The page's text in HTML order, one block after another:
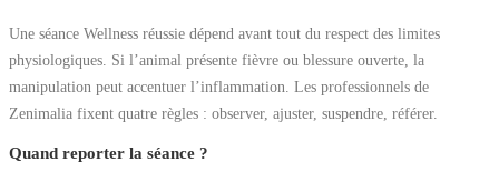
Une séance Wellness réussie dépend avant tout du respect des limites
physiologiques. Si l’animal présente fièvre ou blessure ouverte, la
manipulation peut accentuer l’inflammation. Les professionnels de
Zenimalia fixent quatre règles : observer, ajuster, suspendre, référer.
Quand reporter la séance ?